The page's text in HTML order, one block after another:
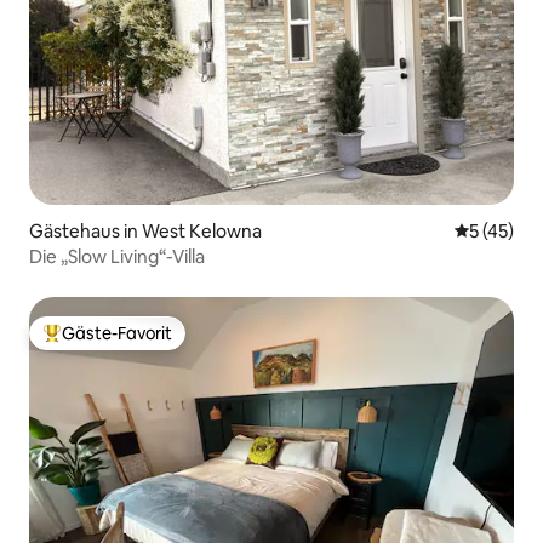
Gästehaus in West Kelowna
5 (45)
Die „Slow Living“-Villa
Beliebter Gäste-Favorit.
Gäste-Favorit